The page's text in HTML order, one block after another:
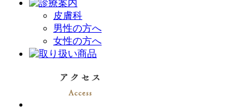
皮膚科
男性の方へ
女性の方へ